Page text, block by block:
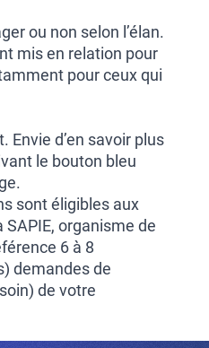
ou non selon l’élan.
mis en relation pour
pour ceux qui
d’en savoir plus
le bouton bleu
sont éligibles aux
organisme de
6 à 8
demandes de
de votre